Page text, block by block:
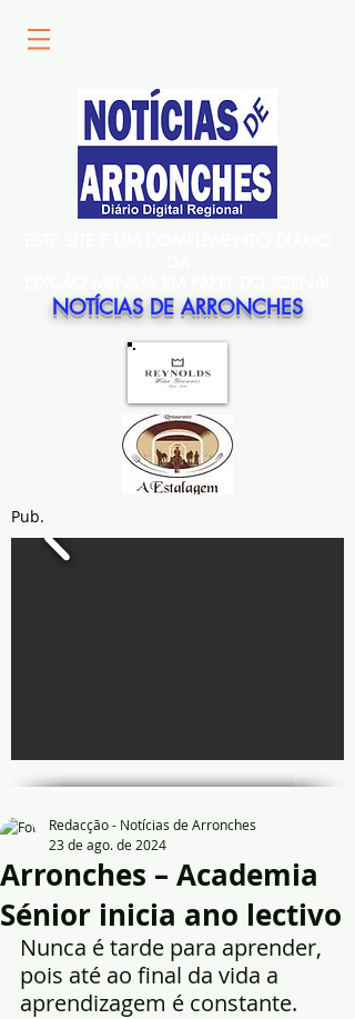
NOTÍCIAS DE ARRONCHES
Pub.
Arronches – Academia
Sénior inicia ano lectivo
Redacção - Notícias de Arronches
23 de ago. de 2024
Nunca é tarde para aprender,
pois até ao final da vida a
aprendizagem é constante.